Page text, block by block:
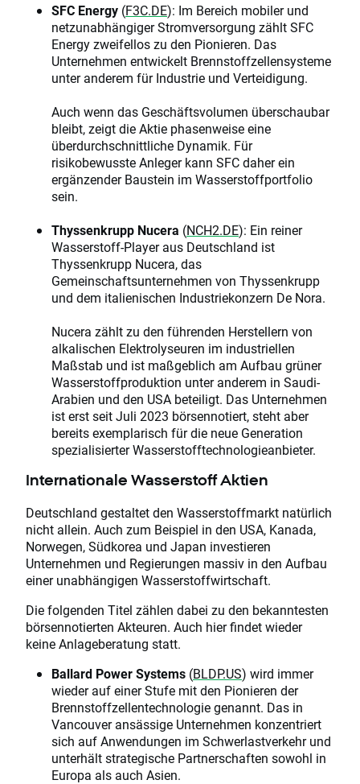
SFC Energy (F3C.DE): Im Bereich mobiler und
netzunabhängiger Stromversorgung zählt SFC
Energy zweifellos zu den Pionieren. Das
Unternehmen entwickelt Brennstoffzellensysteme
unter anderem für Industrie und Verteidigung.
Auch wenn das Geschäftsvolumen überschaubar
bleibt, zeigt die Aktie phasenweise eine
überdurchschnittliche Dynamik. Für
risikobewusste Anleger kann SFC daher ein
ergänzender Baustein im Wasserstoffportfolio
sein.
Thyssenkrupp Nucera (NCH2.DE): Ein reiner
Wasserstoff-Player aus Deutschland ist
Thyssenkrupp Nucera, das
Gemeinschaftsunternehmen von Thyssenkrupp
und dem italienischen Industriekonzern De Nora.
Nucera zählt zu den führenden Herstellern von
alkalischen Elektrolyseuren im industriellen
Maßstab und ist maßgeblich am Aufbau grüner
Wasserstoffproduktion unter anderem in Saudi-
Arabien und den USA beteiligt. Das Unternehmen
ist erst seit Juli 2023 börsennotiert, steht aber
bereits exemplarisch für die neue Generation
spezialisierter Wasserstofftechnologieanbieter.
Internationale Wasserstoff Aktien
Deutschland gestaltet den Wasserstoffmarkt natürlich
nicht allein. Auch zum Beispiel in den USA, Kanada,
Norwegen, Südkorea und Japan investieren
Unternehmen und Regierungen massiv in den Aufbau
einer unabhängigen Wasserstoffwirtschaft.
Die folgenden Titel zählen dabei zu den bekanntesten
börsennotierten Akteuren. Auch hier findet wieder
keine Anlageberatung statt.
Ballard Power Systems (BLDP.US) wird immer
wieder auf einer Stufe mit den Pionieren der
Brennstoffzellentechnologie genannt. Das in
Vancouver ansässige Unternehmen konzentriert
sich auf Anwendungen im Schwerlastverkehr und
unterhält strategische Partnerschaften sowohl in
Europa als auch Asien.